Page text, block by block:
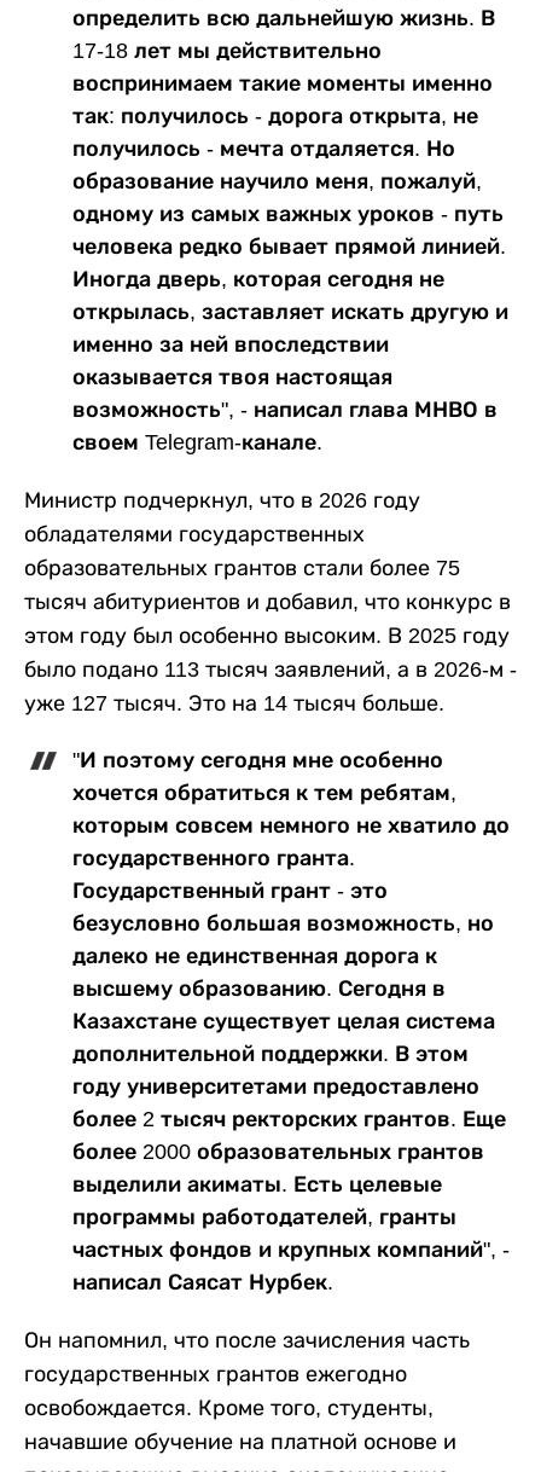
определить всю дальнейшую жизнь. В
17-18 лет мы действительно
воспринимаем такие моменты именно
так: получилось - дорога открыта, не
получилось - мечта отдаляется. Но
образование научило меня, пожалуй,
одному из самых важных уроков - путь
человека редко бывает прямой линией.
Иногда дверь, которая сегодня не
открылась, заставляет искать другую и
именно за ней впоследствии
оказывается твоя настоящая
возможность", - написал глава МНВО в
своем Telegram-канале.
Министр подчеркнул, что в 2026 году
обладателями государственных
образовательных грантов стали более 75
тысяч абитуриентов и добавил, что конкурс в
этом году был особенно высоким. В 2025 году
было подано 113 тысяч заявлений, а в 2026-м -
уже 127 тысяч. Это на 14 тысяч больше.
"И поэтому сегодня мне особенно
хочется обратиться к тем ребятам,
которым совсем немного не хватило до
государственного гранта.
Государственный грант - это
безусловно большая возможность, но
далеко не единственная дорога к
высшему образованию. Сегодня в
Казахстане существует целая система
дополнительной поддержки. В этом
году университетами предоставлено
более 2 тысяч ректорских грантов. Еще
более 2000 образовательных грантов
выделили акиматы. Есть целевые
программы работодателей, гранты
частных фондов и крупных компаний", -
написал Саясат Нурбек.
Он напомнил, что после зачисления часть
государственных грантов ежегодно
освобождается. Кроме того, студенты,
начавшие обучение на платной основе и